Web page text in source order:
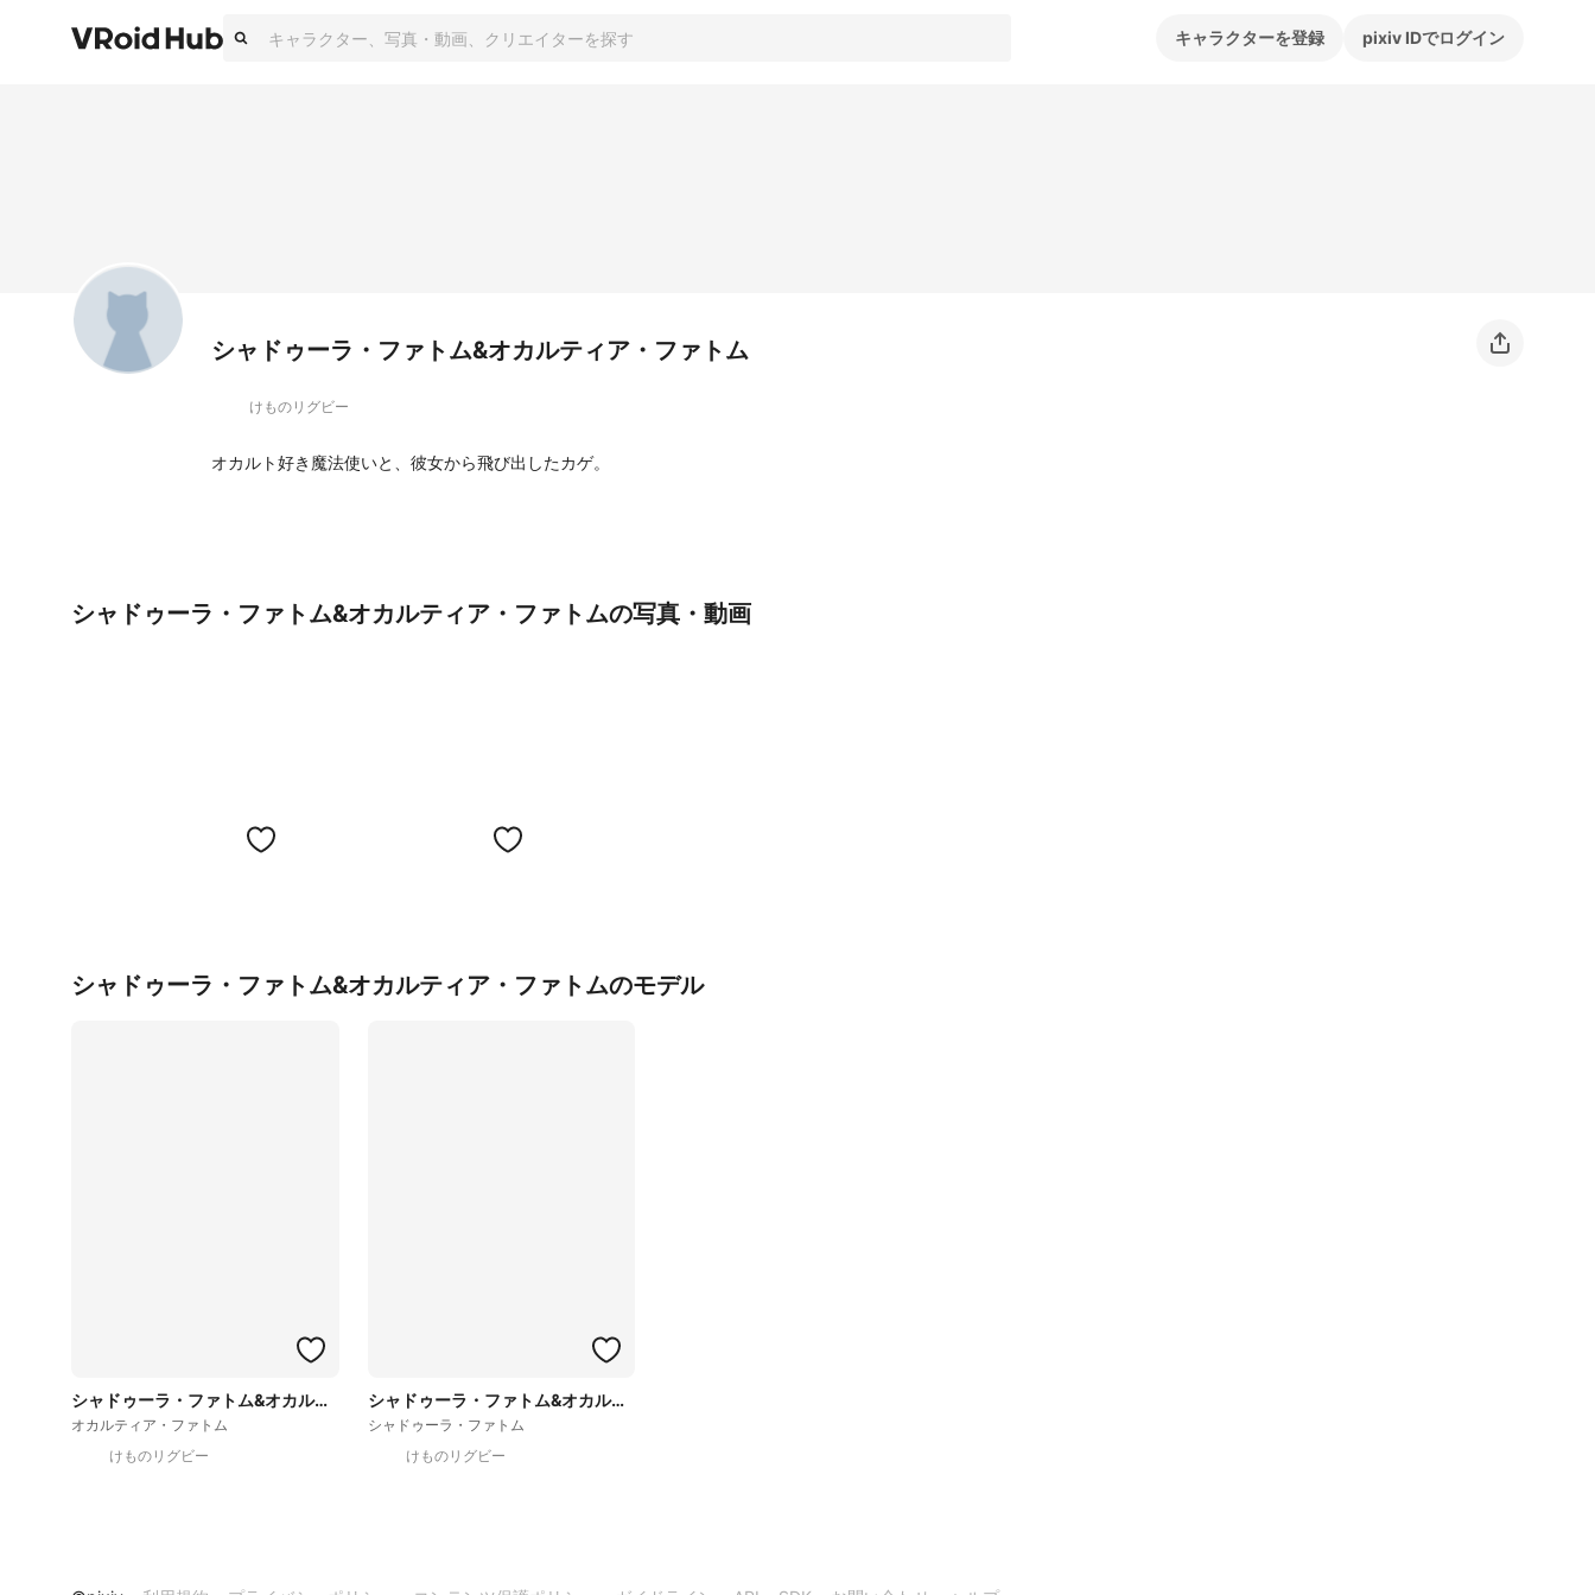
キャラクターを登録 pixiv IDでログイン
シャドゥーラ・ファトム&オカルティア・ファトム
けものリグビー
オカルト好き魔法使いと、彼女から飛び出したカゲ。
シャドゥーラ・ファトム&オカルティア・ファトムの写真・動画
シャドゥーラ・ファトム&オカルティア・ファトムのモデル
シャドゥーラ・ファトム&オカルティア・ファトム
オカルティア・ファトム
けものリグビー
シャドゥーラ・ファトム&オカルティア・ファトム
シャドゥーラ・ファトム
けものリグビー